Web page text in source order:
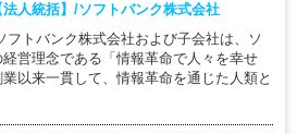
人統括】/ソフトバンク株式会社
トバンク株式会社および子会社は、ソ
営理念である「情報革命で人々を幸せ
以来一貫して、情報革命を通じた人類と